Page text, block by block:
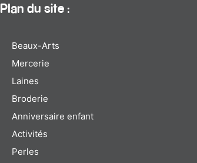
Plan du site :
Beaux-Arts
Mercerie
Laines
Broderie
Anniversaire enfant
Activités
Perles